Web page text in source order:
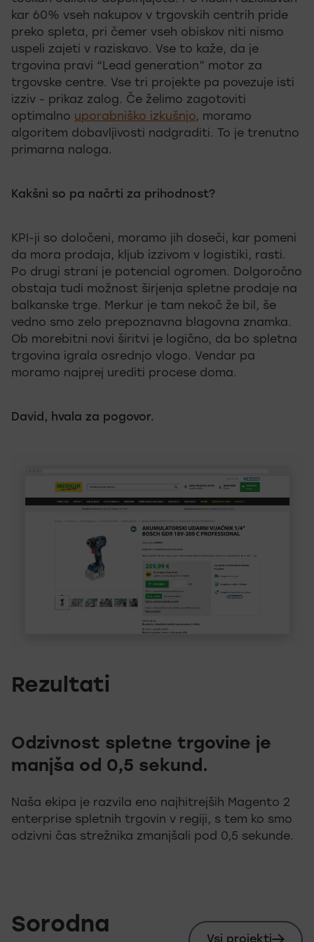
kar 60% vseh nakupov v trgovskih centrih pride
preko spleta, pri čemer vseh obiskov niti nismo
uspeli zajeti v raziskavo. Vse to kaže, da je
trgovina pravi “Lead generation” motor za
trgovske centre. Vse tri projekte pa povezuje isti
izziv - prikaz zalog. Če želimo zagotoviti
optimalno uporabniško izkušnjo, moramo
algoritem dobavljivosti nadgraditi. To je trenutno
primarna naloga.
Kakšni so pa načrti za prihodnost?
KPI-ji so določeni, moramo jih doseči, kar pomeni
da mora prodaja, kljub izzivom v logistiki, rasti.
Po drugi strani je potencial ogromen. Dolgoročno
obstaja tudi možnost širjenja spletne prodaje na
balkanske trge. Merkur je tam nekoč že bil, še
vedno smo zelo prepoznavna blagovna znamka.
Ob morebitni novi širitvi je logično, da bo spletna
trgovina igrala osrednjo vlogo. Vendar pa
moramo najprej urediti procese doma.
David, hvala za pogovor.
Rezultati
Odzivnost spletne trgovine je
manjša od 0,5 sekund.
Naša ekipa je razvila eno najhitrejših Magento 2
enterprise spletnih trgovin v regiji, s tem ko smo
odzivni čas strežnika zmanjšali pod 0,5 sekunde.
Sorodna